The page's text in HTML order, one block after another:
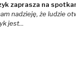
zaprasza na
nadzieję, że ludzie
jest...